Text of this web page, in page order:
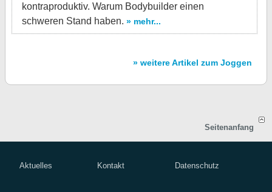
kontraproduktiv. Warum Bodybuilder einen
schweren Stand haben. » mehr...
» weitere Artikel zum Joggen
Seitenanfang
Aktuelles Kontakt Datenschutz